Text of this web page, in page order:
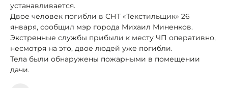
устанавливается.
Двое человек погибли в СНТ «Текстильщик» 26
января, сообщил мэр города Михаил Миненков.
Экстренные службы прибыли к месту ЧП оперативно,
несмотря на это, двое людей уже погибли.
Тела были обнаружены пожарными в помещении
дачи.